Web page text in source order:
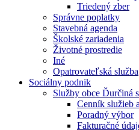
Triedený zber
Správne poplatky
Stavebná agenda
Školské zariadenia
Životné prostredie
Iné
Opatrovateľská služba
Sociálny podnik
Služby obce Ďurčiná
Cenník služieb
Poradný výbor
Fakturačné